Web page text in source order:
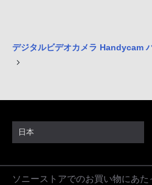
デジタルビデオカメラ Handycam
日本
ソニーストアでのお買い物にあた